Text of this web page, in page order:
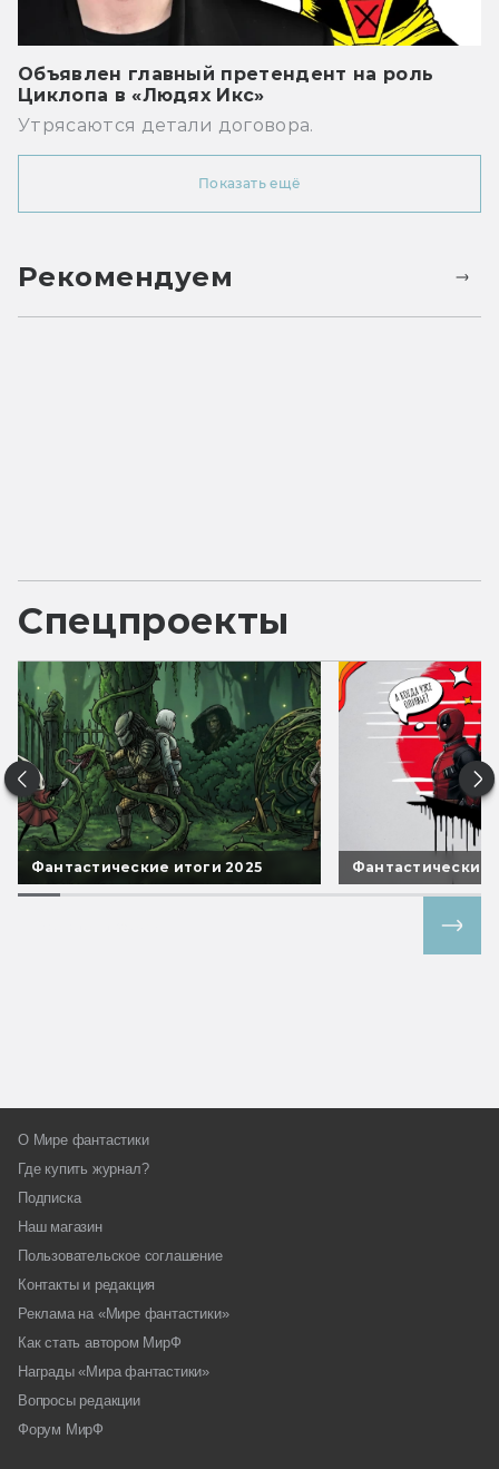
Объявлен главный претендент на роль
Циклопа в «Людях Икс»
Утрясаются детали договора.
Показать ещё
Рекомендуем
Спецпроекты
Фантастические итоги 2025 Фантастические
О Мире фантастики
Где купить журнал?
Подписка
Наш магазин
Пользовательское соглашение
Контакты и редакция
Реклама на «Мире фантастики»
Как стать автором МирФ
Награды «Мира фантастики»
Вопросы редакции
Форум МирФ